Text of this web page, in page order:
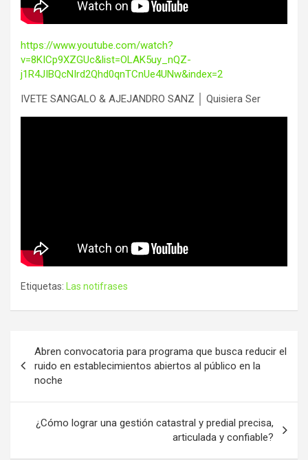
https://www.youtube.com/watch?
v=8KICp9XZGUc&list=OLAK5uy_nQZ-
j1R4JIBQcNIrd2Qhd0qnTCnUe4UNw&index=2
IVETE SANGALO & AJEJANDRO SANZ │ Quisiera Ser
Etiquetas: Las notifrases
de
entradas
Abren convocatoria para programa que busca reducir el
ruido en establecimientos abiertos al público en la
noche
¿Cómo lograr una gestión catastral y predial precisa,
articulada y confiable?